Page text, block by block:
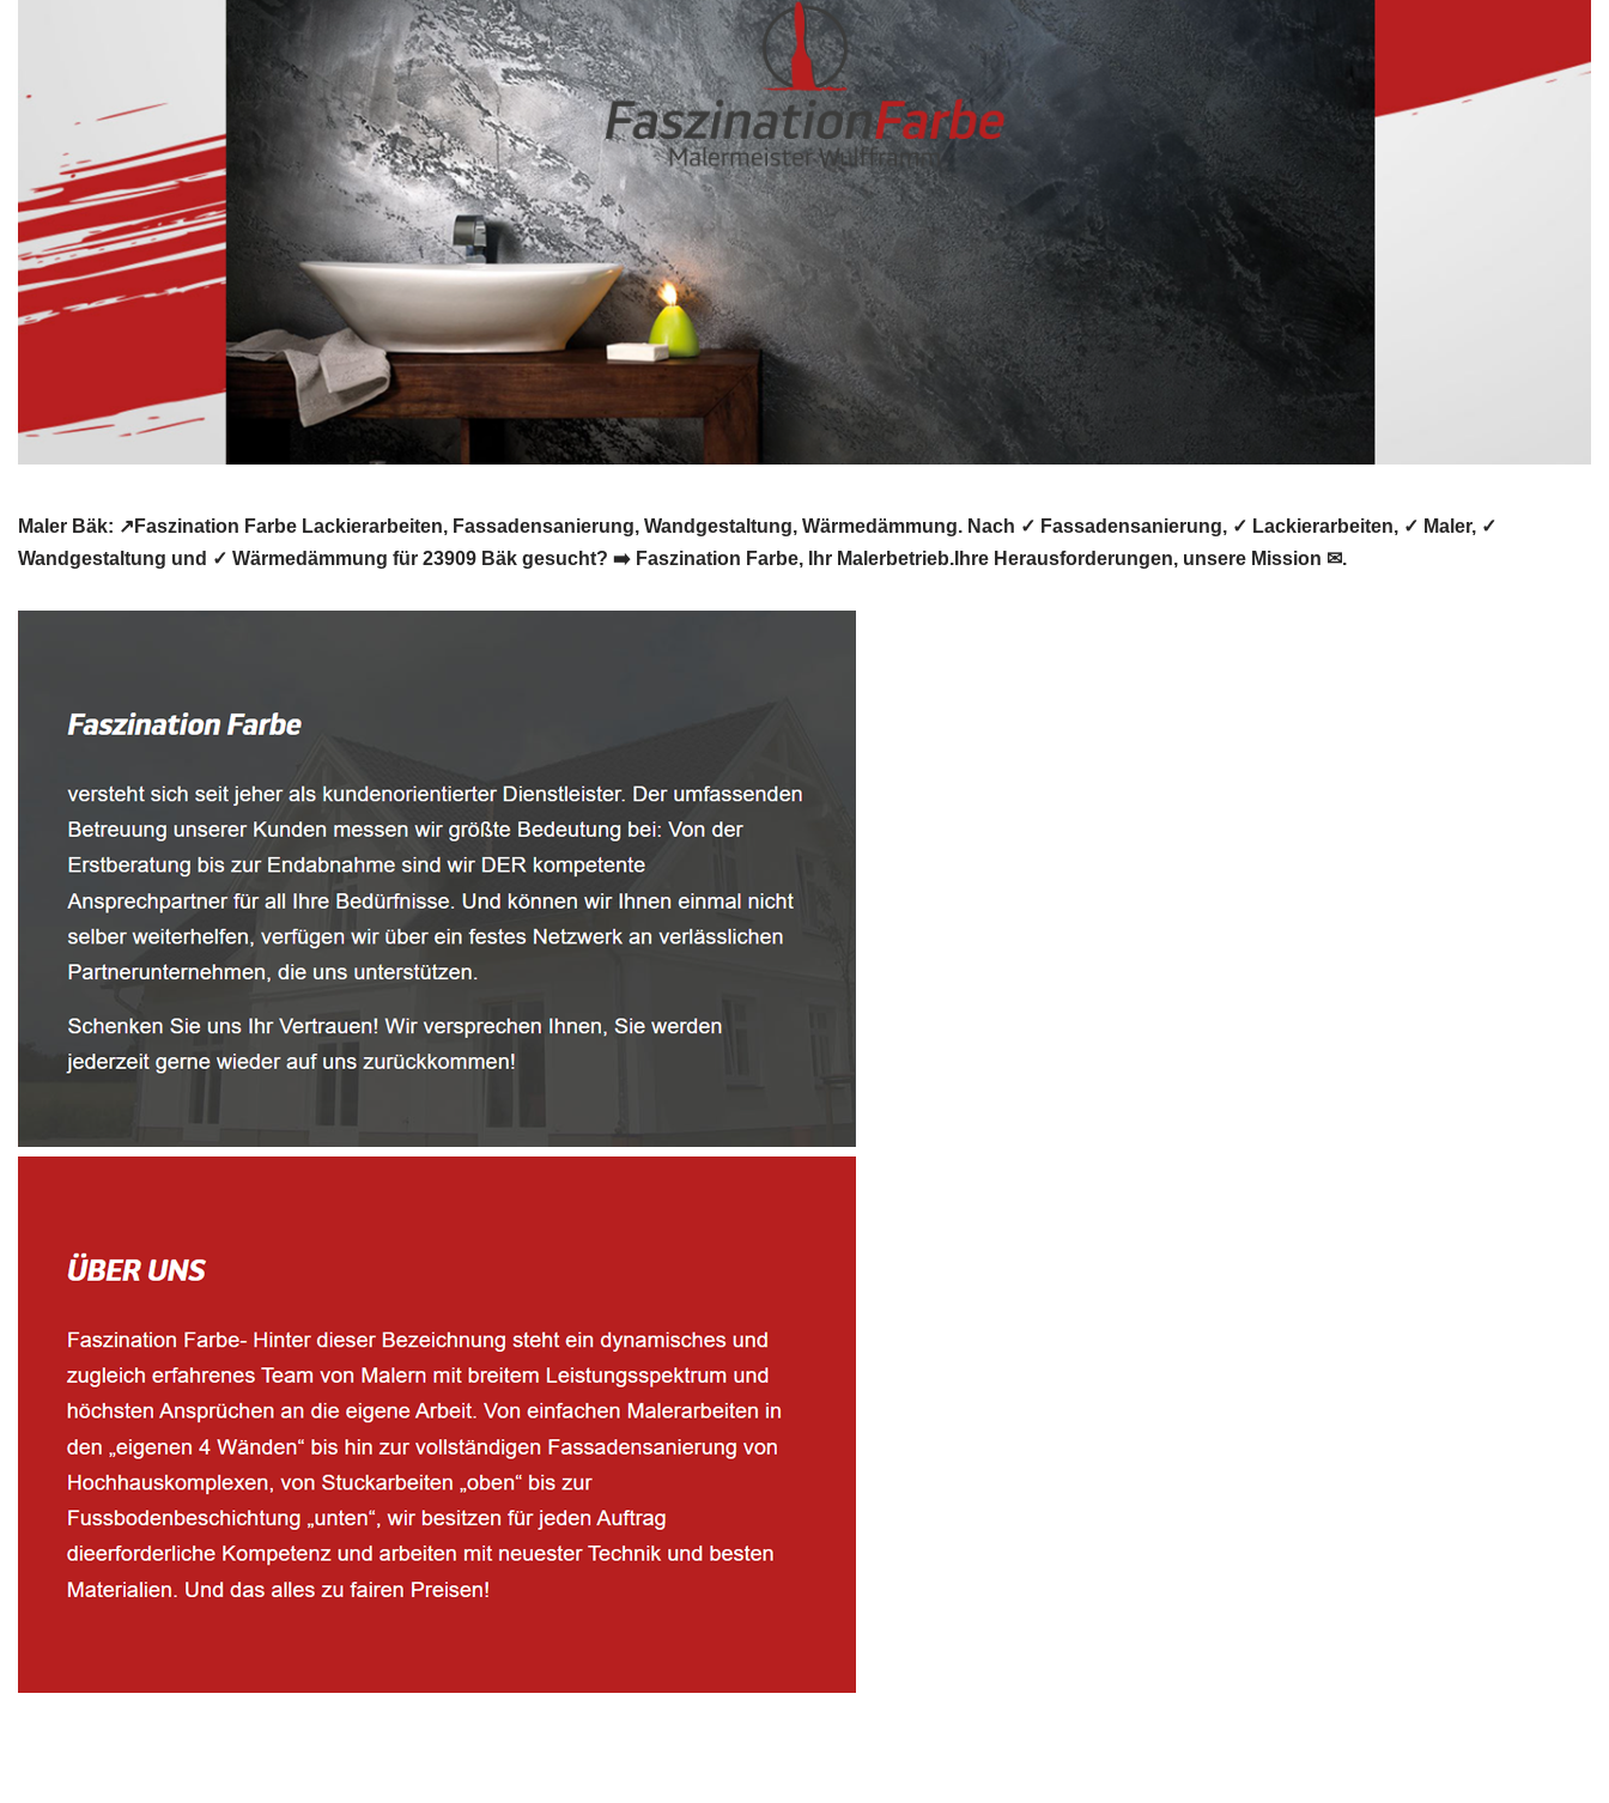
Maler Bäk: ↗️Faszination Farbe Lackierarbeiten, Fassadensanierung, Wandgestaltung, Wärmedämmung. Nach ✓ Fassadensanierung, ✓ Lackierarbeiten, ✓ Maler, ✓
Wandgestaltung und ✓ Wärmedämmung für 23909 Bäk gesucht? ➡️ Faszination Farbe, Ihr Malerbetrieb.Ihre Herausforderungen, unsere Mission ✉.